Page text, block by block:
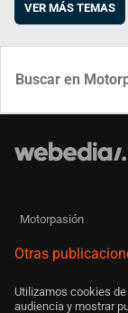
VER MÁS TEMAS
Motorpasión
Otras
Utilizamos cookies
audiencia y mostrar